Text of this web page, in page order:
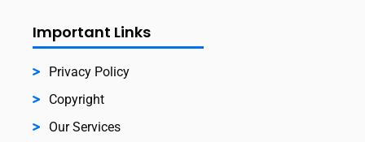
Important Links
Privacy Policy
Copyright
Our Services